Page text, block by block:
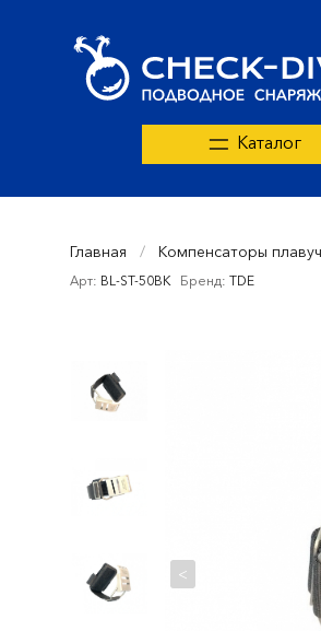
Каталог
Главная / Компенсаторы
Арт: BL-ST-50BK Бренд: TDE
<